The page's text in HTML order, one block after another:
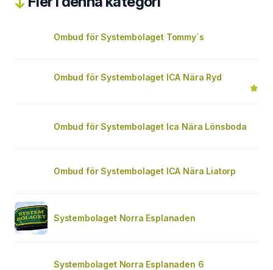
Ombud för Systembolaget Tommy´s
Ombud för Systembolaget ICA Nära Ryd
Ombud för Systembolaget Ica Nära Lönsboda
Ombud för Systembolaget ICA Nära Liatorp
Systembolaget Norra Esplanaden
Systembolaget Norra Esplanaden 6